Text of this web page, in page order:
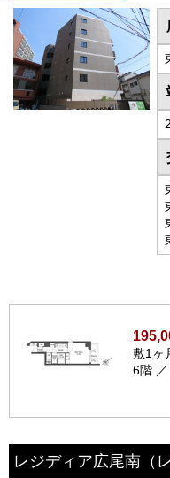
敷1ヶ
6階
レジディア広尾南 （